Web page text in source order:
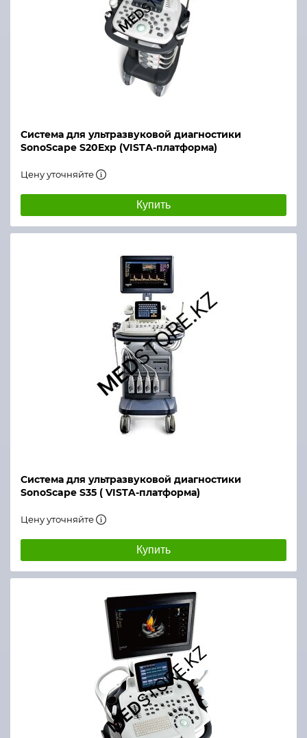
Система для ультразвуковой диагностики
SonoScape S20Exp (VISTA-платформа)
Цену уточняйте
Купить
Система для ультразвуковой диагностики
SonoScape S35 ( VISTA-платформа)
Цену уточняйте
Купить